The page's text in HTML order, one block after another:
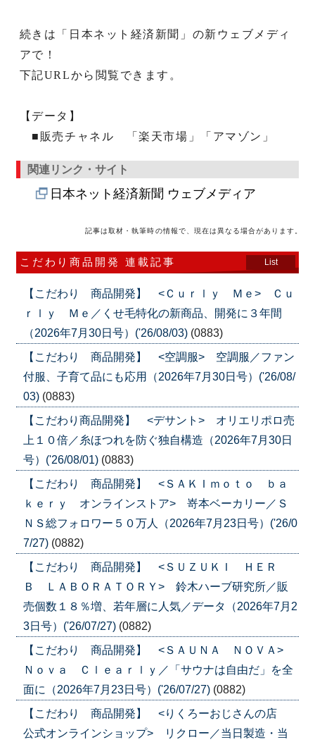
続きは「日本ネット経済新聞」の新ウェブメディ
アで！
下記URLから閲覧できます。
【データ】
■販売チャネル 「楽天市場」「アマゾン」
関連リンク・サイト
日本ネット経済新聞 ウェブメディア
記事は取材・執筆時の情報で、現在は異なる場合があります。
こだわり商品開発 連載記事 List
【こだわり 商品開発】 <Ｃｕｒｌｙ Ｍｅ> Ｃｕ
ｒｌｙ Ｍｅ／くせ毛特化の新商品、開発に３年間
（2026年7月30日号）('26/08/03) (0883)
【こだわり 商品開発】 <空調服> 空調服／ファン
付服、子育て品にも応用（2026年7月30日号）('26/08/
03) (0883)
【こだわり商品開発】 <デサント> オリエリポロ売
上１０倍／糸ほつれを防ぐ独自構造（2026年7月30日
号）('26/08/01) (0883)
【こだわり 商品開発】 <ＳＡＫＩｍｏｔｏ ｂａ
ｋｅｒｙ オンラインストア> 嵜本ベーカリー／Ｓ
ＮＳ総フォロワー５０万人（2026年7月23日号）('26/0
7/27) (0882)
【こだわり 商品開発】 <ＳＵＺＵＫＩ ＨＥＲ
Ｂ ＬＡＢＯＲＡＴＯＲＹ> 鈴木ハーブ研究所／販
売個数１８％増、若年層に人気／データ（2026年7月2
3日号）('26/07/27) (0882)
【こだわり 商品開発】 <ＳＡＵＮＡ ＮＯＶＡ>
Ｎｏｖａ Ｃｌｅａｒｌｙ／「サウナは自由だ」を全
面に（2026年7月23日号）('26/07/27) (0882)
【こだわり 商品開発】 <りくろーおじさんの店
公式オンラインショップ> リクロー／当日製造・当